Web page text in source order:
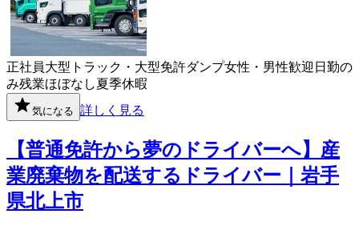
正社員大型トラック・大型免許ダンプ女性・男性歓迎 日勤の
み残業ほぼなし夏季休暇
気になる 詳しく見る
【普通免許から夢のドライバーへ】産
業廃棄物を配送するドライバー｜岩手
県北上市